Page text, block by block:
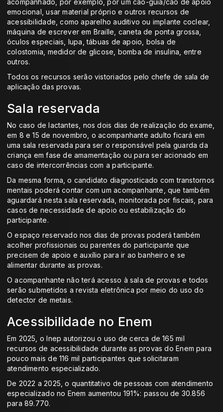
acompanhado, por exemplo, por um cão-guia/cão de apoio
emocional, usar material próprio e outros recursos de
acessibilidade, como aparelho auditivo ou implante coclear,
máquina de escrever em Braille, caneta de ponta grossa,
óculos especiais, lupa, tábuas de apoio, bolsa de
colostomia, medidor de glicose, bomba de insulina, entre
outros.
Todos os recursos serão vistoriados pelo chefe de sala de
aplicação das provas.
Sala reservada
No caso de lactantes, nos dois dias de realização do exame,
em 8 e 15 de novembro, o acompanhante adulto ficará em
uma sala reservada para ser o responsável pela guarda da
criança em fase de amamentação ou para ser acionado em
caso de intercorrências com a participante.
Da mesma forma, o candidato diagnosticado com transtornos
mentais poderá contar com um acompanhante, que também
aguardará nesta sala reservada, monitorada por fiscais, para
casos de necessidade de apoio ou estabilização do
participante.
O espaço reservado nos dias de provas poderá também
acolher profissionais ou parentes do participante que
precisem de apoio e auxílio para ir ao banheiro e se
alimentar durante as provas.
O acompanhante não terá acesso à sala de provas e todos
serão submetidos a revista eletrônica por meio do uso do
detector de metais.
Acessibilidade no Enem
Em 2025, o Inep autorizou o uso de cerca de 165 mil
recursos de acessibilidade durante as provas do Enem para
pouco mais de 116 mil participantes que solicitaram
atendimento especializado.
De 2022 a 2025, o quantitativo de pessoas com atendimento
especializado no Enem aumentou 191%: passou de 30.856
para 89.770.